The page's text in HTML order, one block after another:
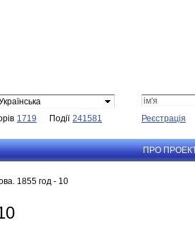
1719 Події 241581 Реєстрація
ПРО
1855 год - 10